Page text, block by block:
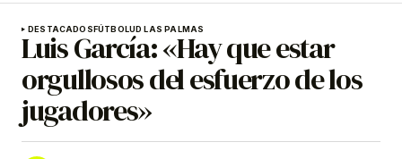
DESTACADOSFÚTBOLUD LAS PALMAS
Luis García: «Hay que estar
orgullosos del esfuerzo de los
jugadores»